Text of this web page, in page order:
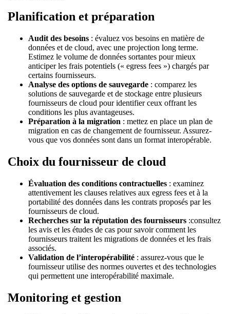
Planification et préparation
Audit des besoins : évaluez vos besoins en matière de
données et de cloud, avec une projection long terme.
Estimez le volume de données sortantes pour mieux
anticiper les frais potentiels (« egress fees ») chargés par
certains fournisseurs.
Analyse des options de sauvegarde : comparez les
solutions de sauvegarde et de stockage entre plusieurs
fournisseurs de cloud pour identifier ceux offrant les
conditions les plus avantageuses.
Préparation à la migration : mettez en place un plan de
migration en cas de changement de fournisseur. Assurez-
vous que vos données sont dans un format interopérable.
Choix du fournisseur de cloud
Évaluation des conditions contractuelles : examinez
attentivement les clauses relatives aux egress fees et à la
portabilité des données dans les contrats proposés par les
fournisseurs de cloud.
Recherches sur la réputation des fournisseurs :consultez
les avis et les études de cas pour savoir comment les
fournisseurs traitent les migrations de données et les frais
associés.
Validation de l’interopérabilité : assurez-vous que le
fournisseur utilise des normes ouvertes et des technologies
qui permettent une interopérabilité maximale.
Monitoring et gestion